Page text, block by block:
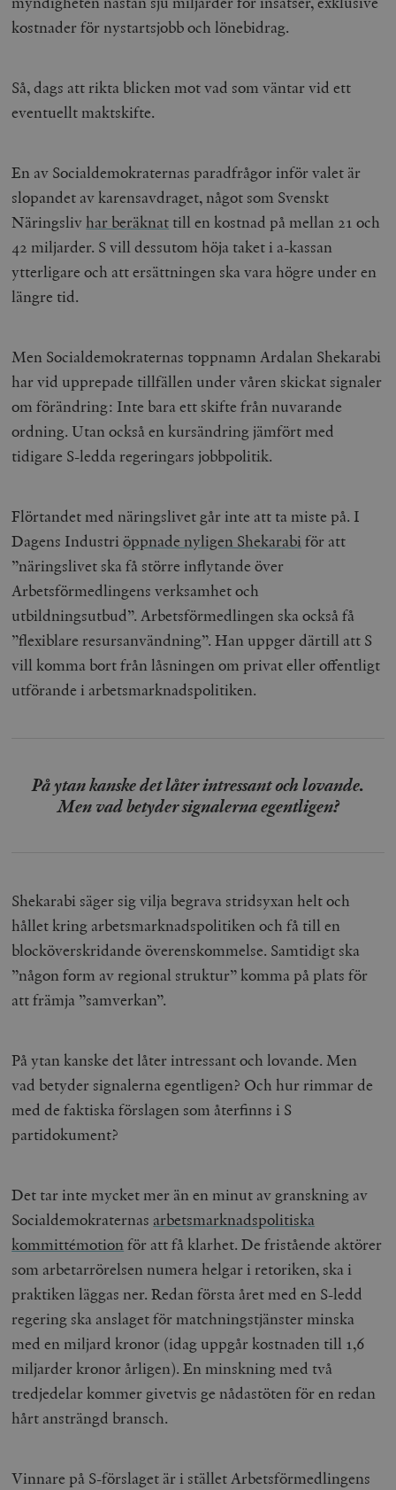
kostnader för nystartsjobb och lönebidrag.
Så, dags att rikta blicken mot vad som väntar vid ett
eventuellt maktskifte.
En av Socialdemokraternas paradfrågor inför valet är
slopandet av karensavdraget, något som Svenskt
Näringslivhar beräknat till en kostnad på mellan 21 och
42 miljarder. S vill dessutom höja taket i a-kassan
ytterligare och att ersättningen ska vara högre under en
längre tid.
Men Socialdemokraternas toppnamn Ardalan Shekarabi
har vid upprepade tillfällen under våren skickat signaler
om förändring: Inte bara ett skifte från nuvarande
ordning. Utan också en kursändring jämfört med
tidigare S-ledda regeringars jobbpolitik.
Flörtandet med näringslivet går inte att ta miste på. I
Dagens Industriöppnade nyligen Shekarabiför att
”näringslivet ska få större inflytande över
Arbetsförmedlingens verksamhet och
utbildningsutbud”. Arbetsförmedlingen ska också få
”flexiblare resursanvändning”. Han uppger därtill att S
vill komma bort från låsningen om privat eller offentligt
utförande i arbetsmarknadspolitiken.
På ytan kanske det låter intressant och lovande.
Men vad betyder signalerna egentligen?
Shekarabi säger sig vilja begrava stridsyxan helt och
hållet kring arbetsmarknadspolitiken och få till en
blocköverskridande överenskommelse. Samtidigt ska
”någon form av regional struktur” komma på plats för
att främja ”samverkan”.
På ytan kanske det låter intressant och lovande. Men
vad betyder signalerna egentligen? Och hur rimmar de
med de faktiska förslagen som återfinns i S
partidokument?
Det tar inte mycket mer än en minut av granskning av
Socialdemokraternas arbetsmarknadspolitiska
kommittémotionför att få klarhet. De fristående aktörer
som arbetarrörelsen numera helgar i retoriken, ska i
praktiken läggas ner. Redan första året med en S-ledd
regering ska anslaget för matchningstjänster minska
med en miljard kronor (idag uppgår kostnaden till 1,6
miljarder kronor årligen). En minskning med två
tredjedelar kommer givetvis ge nådastöten för en redan
hårt ansträngd bransch.
Vinnare på S-förslaget är i stället Arbetsförmedlingens